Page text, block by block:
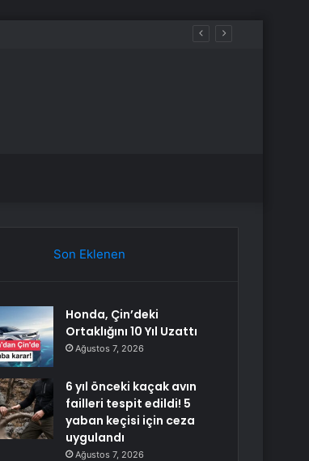
Son Eklenen
Honda, Çin’deki
Ortaklığını 10 Yıl Uzattı
Ağustos 7, 2026
6 yıl önceki kaçak avın
failleri tespit edildi! 5
yaban keçisi için ceza
uygulandı
Ağustos 7, 2026